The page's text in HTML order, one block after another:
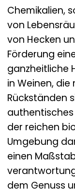
Chemikalien,
von
von Hecken
Förderung
ganzheitliche
in Weinen,
Rückständen
authentisches
der reichen
Umgebung
einen
dem Genuss